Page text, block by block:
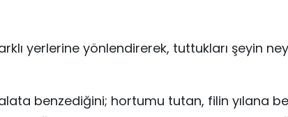
yerlerine yönlendirerek, tuttukları şeyin
benzediğini; hortumu tutan, filin yılana